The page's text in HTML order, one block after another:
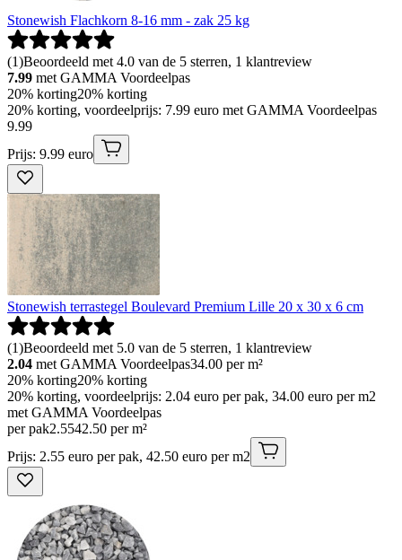
Stonewish Flachkorn 8-16 mm - zak 25 kg
(1)Beoordeeld met 4.0 van de 5 sterren, 1 klantreview
7.99 met GAMMA Voordeelpas
20% korting20% korting
20% korting, voordeelprijs: 7.99 euro met GAMMA Voordeelpas
9.99
Prijs: 9.99 euro
Stonewish terrastegel Boulevard Premium Lille 20 x 30 x 6 cm
(1)Beoordeeld met 5.0 van de 5 sterren, 1 klantreview
2.04 met GAMMA Voordeelpas34.00 per m²
20% korting20% korting
20% korting, voordeelprijs: 2.04 euro per pak, 34.00 euro per m2
met GAMMA Voordeelpas
per pak2.5542.50 per m²
Prijs: 2.55 euro per pak, 42.50 euro per m2